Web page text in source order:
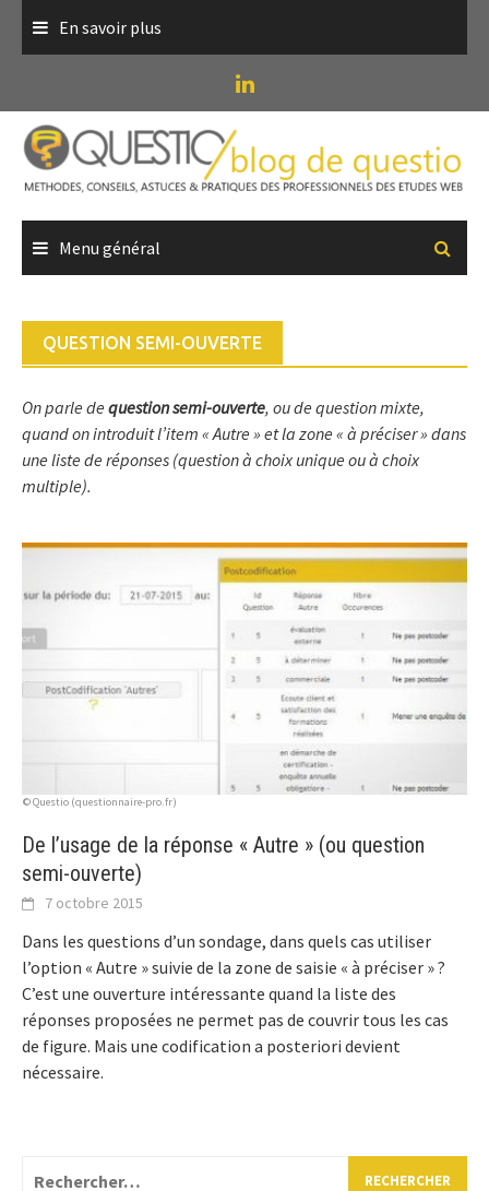
En savoir plus
Menu général
QUESTION SEMI-OUVERTE
On parle de question semi-ouverte, ou de question mixte,
quand on introduit l’item « Autre » et la zone « à préciser » dans
une liste de réponses (question à choix unique ou à choix
multiple).
© Questio (questionnaire-pro.fr)
De l’usage de la réponse « Autre » (ou question
semi-ouverte)
7 octobre 2015
Dans les questions d’un sondage, dans quels cas utiliser
l’option « Autre » suivie de la zone de saisie « à préciser » ?
C’est une ouverture intéressante quand la liste des
réponses proposées ne permet pas de couvrir tous les cas
de figure. Mais une codification a posteriori devient
nécessaire.